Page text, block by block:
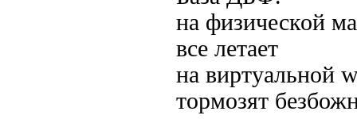
на физической
все летает
на виртуальной
тормозят